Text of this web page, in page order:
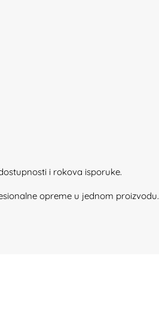
i rokova isporuke.
opreme u jednom proizvodu.